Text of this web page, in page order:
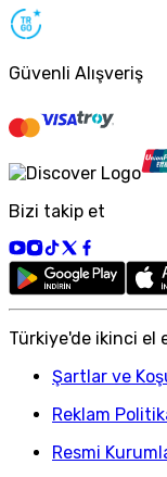
Güvenli Alışveriş
Bizi takip et
Türkiye'de ikinci el
Şartlar ve
Reklam
Resmi